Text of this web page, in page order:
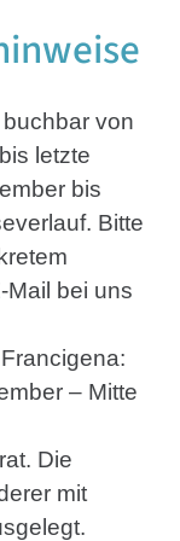
von
letzte
bis
Bitte
Mail bei uns
– Mitte
Die
mit